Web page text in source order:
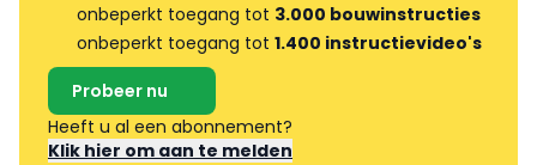
onbeperkt toegang tot 3.000 bouwinstructies
onbeperkt toegang tot 1.400 instructievideo's
Probeer nu
Heeft u al een abonnement?
Klik hier om aan te melden